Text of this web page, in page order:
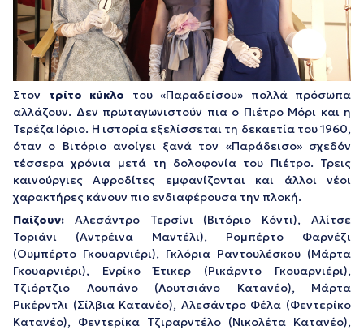
Στον τρίτο κύκλο του «Παραδείσου» πολλά πρόσωπα
αλλάζουν. Δεν πρωταγωνιστούν πια ο Πιέτρο Μόρι και η
Τερέζα Ιόριο. Η ιστορία εξελίσσεται τη δεκαετία του 1960,
όταν ο Βιτόριο ανοίγει ξανά τον «Παράδεισο» σχεδόν
τέσσερα χρόνια μετά τη δολοφονία του Πιέτρο. Τρεις
καινούργιες Αφροδίτες εμφανίζονται και άλλοι νέοι
χαρακτήρες κάνουν πιο ενδιαφέρουσα την πλοκή.
Παίζουν: Aλεσάντρο Τερσίνι (Βιτόριο Κόντι), Αλίτσε
Τοριάνι (Αντρέινα Μαντέλι), Ρομπέρτο Φαρνέζι
(Ουμπέρτο Γκουαρνιέρι), Γκλόρια Ραντουλέσκου (Μάρτα
Γκουαρνιέρι), Ενρίκο Έτικερ (Ρικάρντο Γκουαρνιέρι),
Τζιόρτζιο Λουπάνο (Λουτσιάνο Κατανέο), Μάρτα
Ρικέρντλι (Σίλβια Κατανέο), Αλεσάντρο Φέλα (Φεντερίκο
Κατανέο), Φεντερίκα Τζιραρντέλο (Νικολέτα Κατανέο),